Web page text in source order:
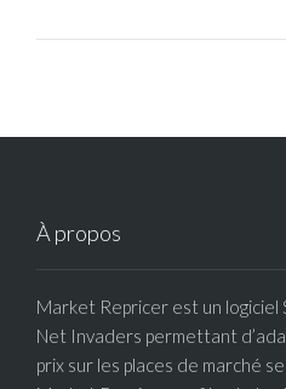
À propos
Market Repricer est un logiciel
Net Invaders permettant
prix sur les places de marché